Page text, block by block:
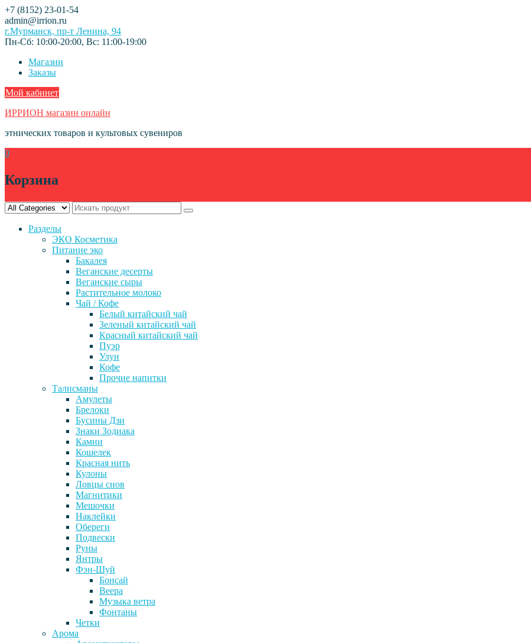
Skip
to
content
+7 (8152) 23-01-54
admin@irrion.ru
г.Мурманск, пр-т Ленина, 94
Пн-Сб: 10:00-20:00, Вс: 11:00-19:00
Магазин
Заказы
Мой кабинет
ИРРИОН магазин онлайн
этнических товаров и культовых сувениров
0
Корзина
Разделы
ЭКО Косметика
Питание эко
Бакалея
Веганские десерты
Веганские сыры
Растительное молоко
Чай / Кофе
Белый китайский чай
Зеленый китайский чай
Красный китайский чай
Пуэр
Улун
Кофе
Прочие напитки
Талисманы
Амулеты
Брелоки
Бусины Дзи
Знаки Зодиака
Камни
Кошелек
Красная нить
Кулоны
Ловцы снов
Магнитики
Мешочки
Наклейки
Обереги
Подвески
Руны
Янтры
Фэн-Шуй
Бонсай
Веера
Музыка ветра
Фонтаны
Четки
Арома